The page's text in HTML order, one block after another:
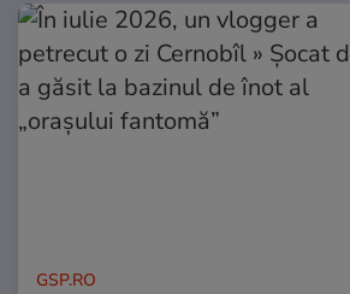
GSP.RO